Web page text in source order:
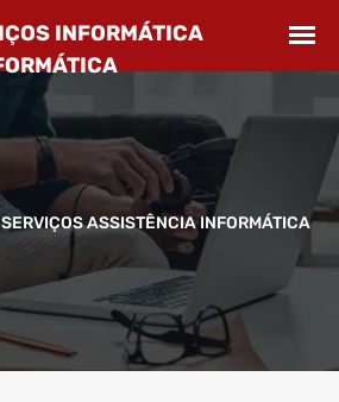
SERVIÇOS ASSISTÊNCIA INFORMÁTICA